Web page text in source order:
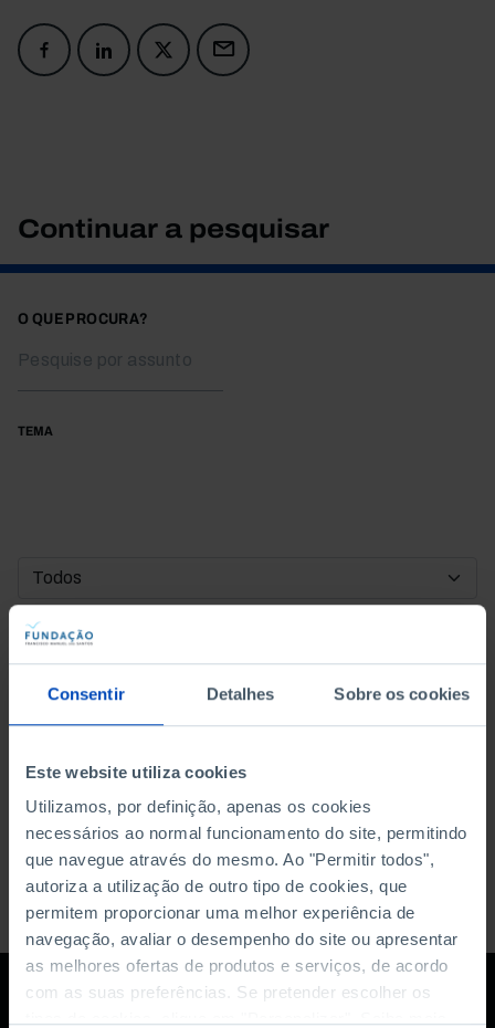
Consentir Detalhes Sobre os cookies
Este website utiliza cookies
Utilizamos, por definição, apenas os cookies
necessários ao normal funcionamento do site, permitindo
que navegue através do mesmo. Ao "Permitir todos",
autoriza a utilização de outro tipo de cookies, que
permitem proporcionar uma melhor experiência de
navegação, avaliar o desempenho do site ou apresentar
as melhores ofertas de produtos e serviços, de acordo
com as suas preferências. Se pretender escolher os
Continuar a pesquisar
O QUE PROCURA?
TEMA
DATA DE INÍCIO
DATA DE FIM